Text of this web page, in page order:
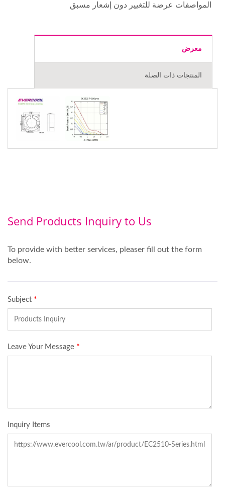
المواصفات عرضة للتغيير دون إشعار مسبق
معرض
المنتجات ذات الصلة